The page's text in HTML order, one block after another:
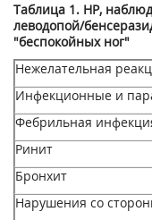
Таблица 1. HP,
леводопой/
"беспокойных ног"
Нежелательная
Инфекционные и
Фебрильная
Ринит
Бронхит
Нарушения со